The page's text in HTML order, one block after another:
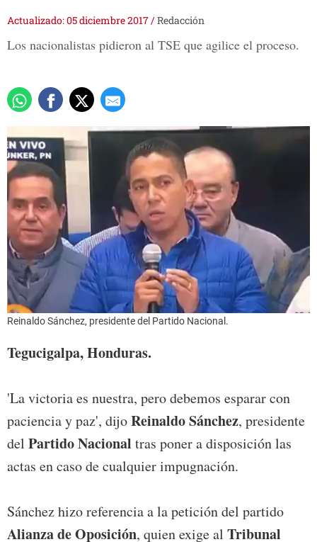
Actualizado: 05 diciembre 2017/Redacción
Los nacionalistas pidieron al TSE que agilice el proceso.
Reinaldo Sánchez, presidente del Partido Nacional.
Tegucigalpa, Honduras.
'La victoria es nuestra, pero debemos esparar con
paciencia y paz', dijoReinaldo Sánchez, presidente
del Partido Nacional tras poner a disposición las
actas en caso de cualquier impugnación.
Sánchez hizo referencia a la petición del partido
Alianza de Oposición, quien exige al Tribunal